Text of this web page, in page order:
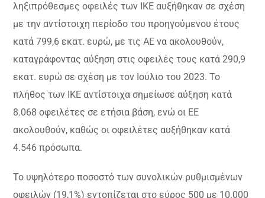
ληξιπρόθεσμες οφειλές των ΙΚΕ αυξήθηκαν σε σχέση
με την αντίστοιχη περίοδο του προηγούμενου έτους
κατά 799,6 εκατ. ευρώ, με τις ΑΕ να ακολουθούν,
καταγράφοντας αύξηση στις οφειλές τους κατά 290,9
εκατ. ευρώ σε σχέση με τον Ιούλιο του 2023. Το
πλήθος των ΙΚΕ αντίστοιχα σημείωσε αύξηση κατά
8.068 οφειλέτες σε ετήσια βάση, ενώ οι ΕΕ
ακολουθούν, καθώς οι οφειλέτες αυξήθηκαν κατά
4.546 πρόσωπα.
Το υψηλότερο ποσοστό των συνολικών ρυθμισμένων
οφειλών (19,1%) εντοπίζεται στο εύρος 500 με 10.000